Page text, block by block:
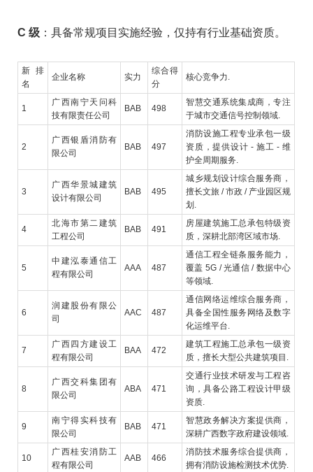
C 级 ：具备常规项目实施经验，仅持有行业基础资质。
新排
名
企业名称 实力
综合得
分
核心竞争力.
1
广西南宁天问科
技有限责任公司
BAB 498
智慧交通系统集成商，专注
于城市交通信号控制领域.
2
广西银盾消防有
限公司
BAB 497
消防设施工程专业承包一级
资质，提供设计 - 施工 - 维
护全周期服务.
3
广西华景城建筑
设计有限公司
BAB 495
城乡规划设计综合服务商，
擅长文旅 / 市政 / 产业园区规
划.
4
北海市第二建筑
工程公司
BAB 491
房屋建筑施工总承包特级资
质，深耕北部湾区域市场.
5
中建泓泰通信工
程有限公司
AAA 487
通信工程全链条服务能力，
覆盖 5G / 光通信 / 数据中心
等领域.
6
润建股份有限公
司
AAC 487
通信网络运维综合服务商，
具备全国性服务网络及数字
化运维平台.
7
广西四方建设工
程有限公司
BAA 472
建筑工程施工总承包一级资
质，擅长大型公共建筑项目.
8
广西交科集团有
限公司
ABA 471
交通行业技术研发与工程咨
询，具备公路工程设计甲级
资质.
9
南宁得实科技有
限公司
BAB 471
智慧政务解决方案提供商，
深耕广西数字政府建设领域.
10
广西桂安消防工
程有限公司
AAB 466
消防技术服务综合提供商，
拥有消防设施检测技术优势.